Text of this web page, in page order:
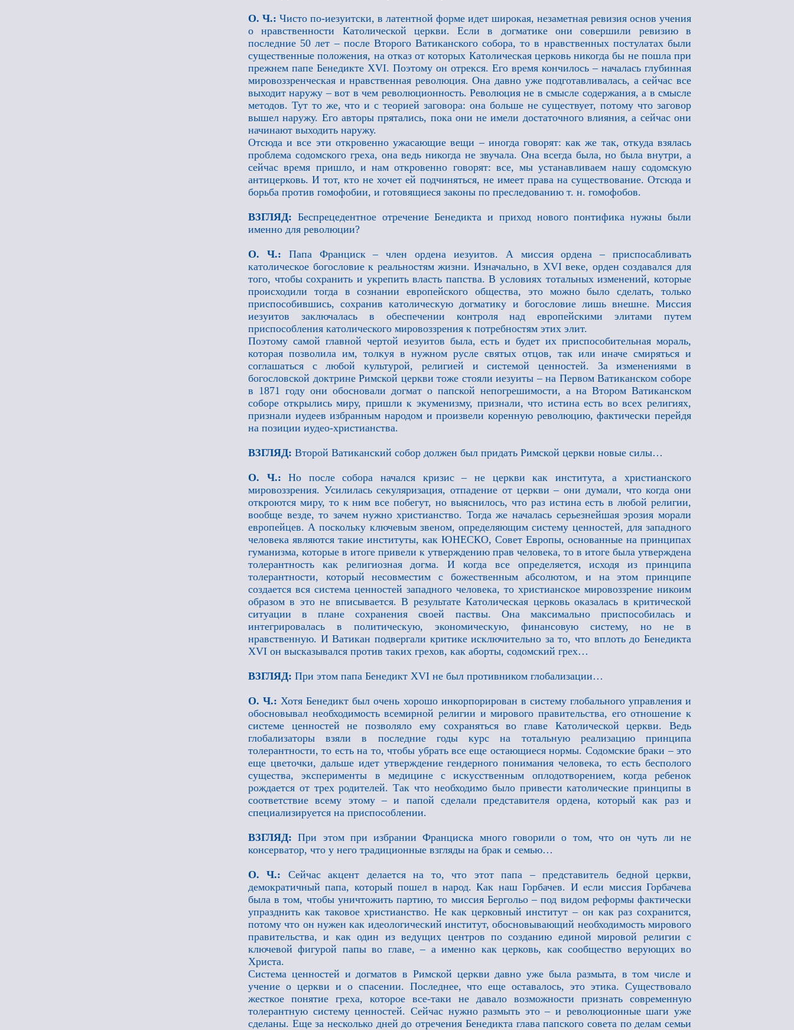
О. Ч.: Чисто по-иезуитски, в латентной форме идет широкая, незаметная ревизия основ учения
о нравственности Католической церкви. Если в догматике они совершили ревизию в
последние 50 лет – после Второго Ватиканского собора, то в нравственных постулатах были
существенные положения, на отказ от которых Католическая церковь никогда бы не пошла при
прежнем папе Бенедикте XVI. Поэтому он отрекся. Его время кончилось – началась глубинная
мировоззренческая и нравственная революция. Она давно уже подготавливалась, а сейчас все
выходит наружу – вот в чем революционность. Революция не в смысле содержания, а в смысле
методов. Тут то же, что и с теорией заговора: она больше не существует, потому что заговор
вышел наружу. Его авторы прятались, пока они не имели достаточного влияния, а сейчас они
начинают выходить наружу.
Отсюда и все эти откровенно ужасающие вещи – иногда говорят: как же так, откуда взялась
проблема содомского греха, она ведь никогда не звучала. Она всегда была, но была внутри, а
сейчас время пришло, и нам откровенно говорят: все, мы устанавливаем нашу содомскую
антицерковь. И тот, кто не хочет ей подчиняться, не имеет права на существование. Отсюда и
борьба против гомофобии, и готовящиеся законы по преследованию т. н. гомофобов.
ВЗГЛЯД: Беспрецедентное отречение Бенедикта и приход нового понтифика нужны были
именно для революции?
О. Ч.: Папа Франциск – член ордена иезуитов. А миссия ордена – приспосабливать
католическое богословие к реальностям жизни. Изначально, в XVI веке, орден создавался для
того, чтобы сохранить и укрепить власть папства. В условиях тотальных изменений, которые
происходили тогда в сознании европейского общества, это можно было сделать, только
приспособившись, сохранив католическую догматику и богословие лишь внешне. Миссия
иезуитов заключалась в обеспечении контроля над европейскими элитами путем
приспособления католического мировоззрения к потребностям этих элит.
Поэтому самой главной чертой иезуитов была, есть и будет их приспособительная мораль,
которая позволила им, толкуя в нужном русле святых отцов, так или иначе смиряться и
соглашаться с любой культурой, религией и системой ценностей. За изменениями в
богословской доктрине Римской церкви тоже стояли иезуиты – на Первом Ватиканском соборе
в 1871 году они обосновали догмат о папской непогрешимости, а на Втором Ватиканском
соборе открылись миру, пришли к экуменизму, признали, что истина есть во всех религиях,
признали иудеев избранным народом и произвели коренную революцию, фактически перейдя
на позиции иудео-христианства.
ВЗГЛЯД: Второй Ватиканский собор должен был придать Римской церкви новые силы…
О. Ч.:Но после собора начался кризис – не церкви как института, а христианского
мировоззрения. Усилилась секуляризация, отпадение от церкви – они думали, что когда они
откроются миру, то к ним все побегут, но выяснилось, что раз истина есть в любой религии,
вообще везде, то зачем нужно христианство. Тогда же началась серьезнейшая эрозия морали
европейцев. А поскольку ключевым звеном, определяющим систему ценностей, для западного
человека являются такие институты, как ЮНЕСКО, Совет Европы, основанные на принципах
гуманизма, которые в итоге привели к утверждению прав человека, то в итоге была утверждена
толерантность как религиозная догма. И когда все определяется, исходя из принципа
толерантности, который несовместим с божественным абсолютом, и на этом принципе
создается вся система ценностей западного человека, то христианское мировоззрение никоим
образом в это не вписывается. В результате Католическая церковь оказалась в критической
ситуации в плане сохранения своей паствы. Она максимально приспособилась и
интегрировалась в политическую, экономическую, финансовую систему, но не в
нравственную. И Ватикан подвергали критике исключительно за то, что вплоть до Бенедикта
XVI он высказывался против таких грехов, как аборты, содомский грех…
ВЗГЛЯД: При этом папа Бенедикт XVI не был противником глобализации…
О. Ч.:Хотя Бенедикт был очень хорошо инкорпорирован в систему глобального управления и
обосновывал необходимость всемирной религии и мирового правительства, его отношение к
системе ценностей не позволяло ему сохраняться во главе Католической церкви. Ведь
глобализаторы взяли в последние годы курс на тотальную реализацию принципа
толерантности, то есть на то, чтобы убрать все еще остающиеся нормы. Содомские браки – это
еще цветочки, дальше идет утверждение гендерного понимания человека, то есть бесполого
существа, эксперименты в медицине с искусственным оплодотворением, когда ребенок
рождается от трех родителей. Так что необходимо было привести католические принципы в
соответствие всему этому – и папой сделали представителя ордена, который как раз и
специализируется на приспособлении.
ВЗГЛЯД:При этом при избрании Франциска много говорили о том, что он чуть ли не
консерватор, что у него традиционные взгляды на брак и семью…
О. Ч.: Сейчас акцент делается на то, что этот папа – представитель бедной церкви,
демократичный папа, который пошел в народ. Как наш Горбачев. И если миссия Горбачева
была в том, чтобы уничтожить партию, то миссия Бергольо – под видом реформы фактически
упразднить как таковое христианство. Не как церковный институт – он как раз сохранится,
потому что он нужен как идеологический институт, обосновывающий необходимость мирового
правительства, и как один из ведущих центров по созданию единой мировой религии с
ключевой фигурой папы во главе, – а именно как церковь, как сообщество верующих во
Христа.
Система ценностей и догматов в Римской церкви давно уже была размыта, в том числе и
учение о церкви и о спасении. Последнее, что еще оставалось, это этика. Существовало
жесткое понятие греха, которое все-таки не давало возможности признать современную
толерантную систему ценностей. Сейчас нужно размыть это – и революционные шаги уже
сделаны. Еще за несколько дней до отречения Бенедикта глава папского совета по делам семьи